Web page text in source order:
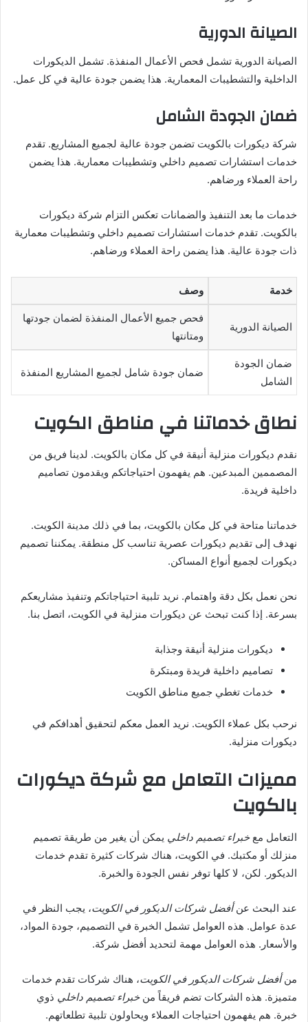
الصيانة الدورية
الصيانة الدورية تشمل فحص الأعمال المنفذة. تشمل الديكورات
الداخلية والتشطيبات المعمارية. هذا يضمن جودة عالية في كل عمل.
ضمان الجودة الشامل
شركة ديكورات بالكويت تضمن جودة عالية لجميع المشاريع. تقدم
خدمات استشارات تصميم داخلي وتشطيبات معمارية. هذا يضمن
راحة العملاء ورضاهم.
خدمات ما بعد التنفيذ والضمانات تعكس التزام شركة ديكورات
بالكويت. تقدم خدمات استشارات تصميم داخلي وتشطيبات معمارية
ذات جودة عالية. هذا يضمن راحة العملاء ورضاهم.
خدمة وصف
الصيانة الدورية
فحص جميع الأعمال المنفذة لضمان جودتها
ومتانتها
ضمان الجودة
الشامل
ضمان جودة شامل لجميع المشاريع المنفذة
نطاق خدماتنا في مناطق الكويت
نقدم ديكورات منزلية أنيقة في كل مكان بالكويت. لدينا فريق من
المصممين المبدعين. هم يفهمون احتياجاتكم ويقدمون تصاميم
داخلية فريدة.
خدماتنا متاحة في كل مكان بالكويت، بما في ذلك مدينة الكويت.
نهدف إلى تقديم ديكورات عصرية تناسب كل منطقة. يمكننا تصميم
ديكورات لجميع أنواع المساكن.
نحن نعمل بكل دقة واهتمام. نريد تلبية احتياجاتكم وتنفيذ مشاريعكم
بسرعة. إذا كنت تبحث عن ديكورات منزلية في الكويت، اتصل بنا.
ديكورات منزلية أنيقة وجذابة
تصاميم داخلية فريدة ومبتكرة
خدمات تغطي جميع مناطق الكويت
نرحب بكل عملاء الكويت. نريد العمل معكم لتحقيق أهدافكم في
ديكورات منزلية.
مميزات التعامل مع شركة ديكورات
بالكويت
التعامل معخبراء تصميم داخلي يمكن أن يغير من طريقة تصميم
منزلك أو مكتبك. في الكويت، هناك شركات كثيرة تقدم خدمات
الديكور. لكن، لا كلها توفر نفس الجودة والخبرة.
عند البحث عنأفضل شركات الديكور في الكويت، يجب النظر في
عدة عوامل. هذه العوامل تشمل الخبرة في التصميم، جودة المواد،
والأسعار. هذه العوامل مهمة لتحديد أفضل شركة.
منأفضل شركات الديكور في الكويت، هناك شركات تقدم خدمات
متميزة. هذه الشركات تضم فريقاً منخبراء تصميم داخلي ذوي
خبرة. هم يفهمون احتياجات العملاء ويحاولون تلبية تطلعاتهم.